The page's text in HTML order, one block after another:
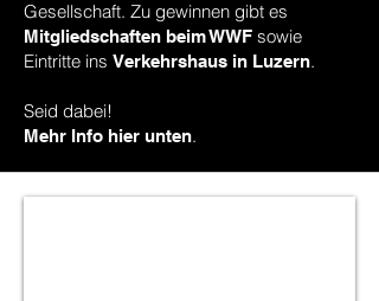
Gesellschaft. Zu gewinnen gibt es
Mitgliedschaften beim WWF sowie
Eintritte ins Verkehrshaus in Luzern.
Seid dabei!
Mehr Info hier unten.